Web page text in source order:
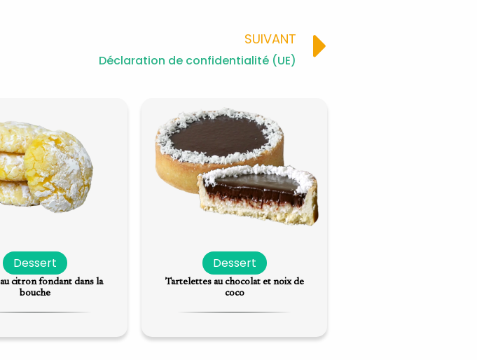
SUIVANT
Déclaration de confidentialité (UE)
Dessert
citron fondant dans la
bouche
Dessert
Tartelettes au chocolat et noix de
coco